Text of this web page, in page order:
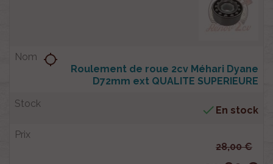
Roulement de roue 2cv Méhari Dyane
D72mm ext QUALITE SUPERIEURE
location_searching
 En stock
28,00 €